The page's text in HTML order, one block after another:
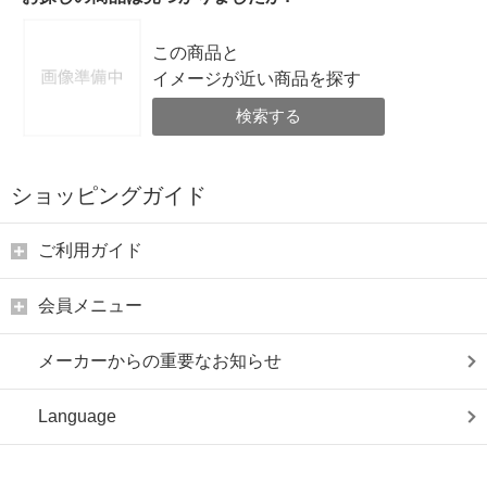
この商品と
イメージが近い商品を探す
検索する
ショッピングガイド
ご利用ガイド
会員メニュー
メーカーからの重要なお知らせ
Language